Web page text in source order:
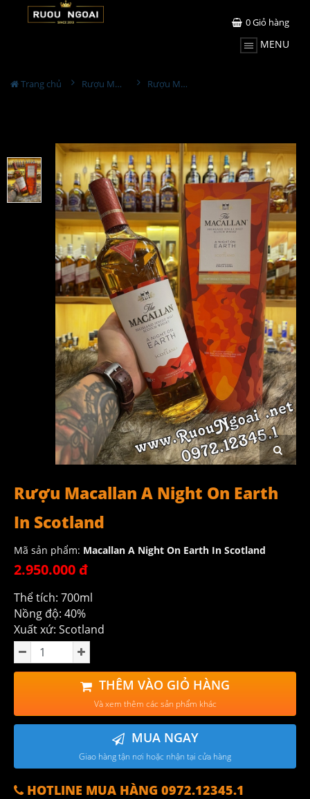
0Giỏ hàng
MENU
Trang chủ Rượu Macallan Rượu Macallan A Night On Earth In Scotland
Rượu Macallan A Night On Earth
In Scotland
Mã sản phẩm: Macallan A Night On Earth In Scotland
2.950.000 đ
Thể tích: 700ml
Nồng độ: 40%
Xuất xứ: Scotland
THÊM VÀO GIỎ HÀNG
Và xem thêm các sản phẩm khác
MUA NGAY
Giao hàng tận nơi hoặc nhận tại cửa hàng
HOTLINE MUA HÀNG 0972.12345.1